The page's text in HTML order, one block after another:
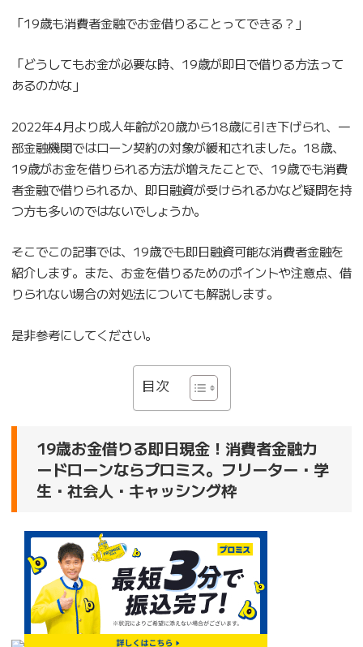
「19歳も消費者金融でお金借りることってできる？」
「どうしてもお金が必要な時、19歳が即日で借りる方法って
あるのかな」
2022年4月より成人年齢が20歳から18歳に引き下げられ、一
部金融機関ではローン契約の対象が緩和されました。18歳、
19歳がお金を借りられる方法が増えたことで、19歳でも消費
者金融で借りられるか、即日融資が受けられるかなど疑問を持
つ方も多いのではないでしょうか。
そこでこの記事では、19歳でも即日融資可能な消費者金融を
紹介します。また、お金を借りるためのポイントや注意点、借
りられない場合の対処法についても解説します。
是非参考にしてください。
目次
19歳お金借りる即日現金！消費者金融カ
ードローンならプロミス。フリーター・学
生・社会人・キャッシング枠